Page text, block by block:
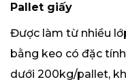
Pallet giấy
Được làm từ nhiều
bằng keo có đặc
dưới 200kg/pallet,